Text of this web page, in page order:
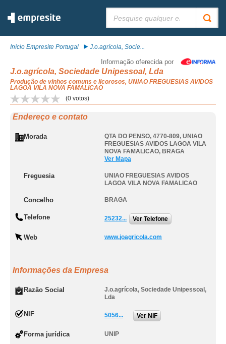
Início Empresite Portugal J.o.agrícola, Socie...
Informação oferecida por
J.o.agrícola, Sociedade Unipessoal, Lda
Produção de vinhos comuns e licorosos, UNIAO FREGUESIAS AVIDOS
LAGOA VILA NOVA FAMALICAO
(0 votos)
Endereço e contato
Morada QTA DO PENSO, 4770-809, UNIAO
FREGUESIAS AVIDOS LAGOA VILA
NOVA FAMALICAO, BRAGA
Ver Mapa
Freguesia
UNIAO FREGUESIAS AVIDOS
LAGOA VILA NOVA FAMALICAO
Concelho BRAGA
Telefone 25232... Ver Telefone
Web www.joagricola.com
Informações da Empresa
Razão Social
J.o.agrícola, Sociedade Unipessoal,
Lda
NIF 5056... Ver NIF
Forma jurídica UNIP